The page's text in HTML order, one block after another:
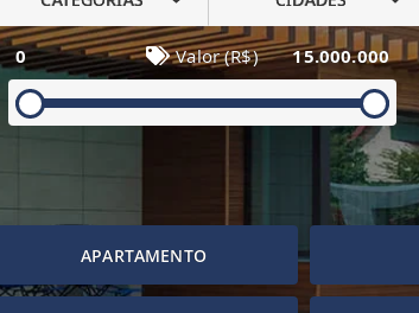
0 Valor (R$) 15.000.000
APARTAMENTO